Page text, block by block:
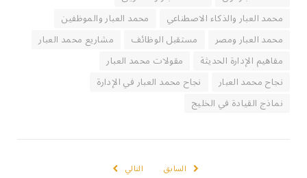
محمد العبار والذكاء الاصطناعي
محمد العبار والموظفين
محمد العبار ومصر
مستقبل الوظائف
مشاريع محمد العبار
مفاهيم الإدارة الحديثة
مقولات محمد العبار
نجاح محمد العبار
نجاح محمد العبار في الإدارة
نماذج القيادة في الخليج
السابق التالي